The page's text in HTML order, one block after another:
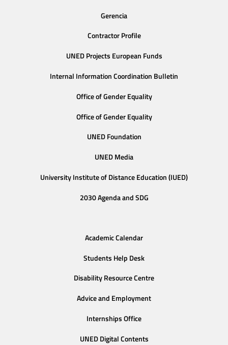
Gerencia
Contractor Profile
UNED Projects European Funds
Internal Information Coordination Bulletin
Office of Gender Equality
Office of Gender Equality
UNED Foundation
UNED Media
University Institute of Distance Education (IUED)
2030 Agenda and SDG
Academic Calendar
Students Help Desk
Disability Resource Centre
Advice and Employment
Internships Office
UNED Digital Contents